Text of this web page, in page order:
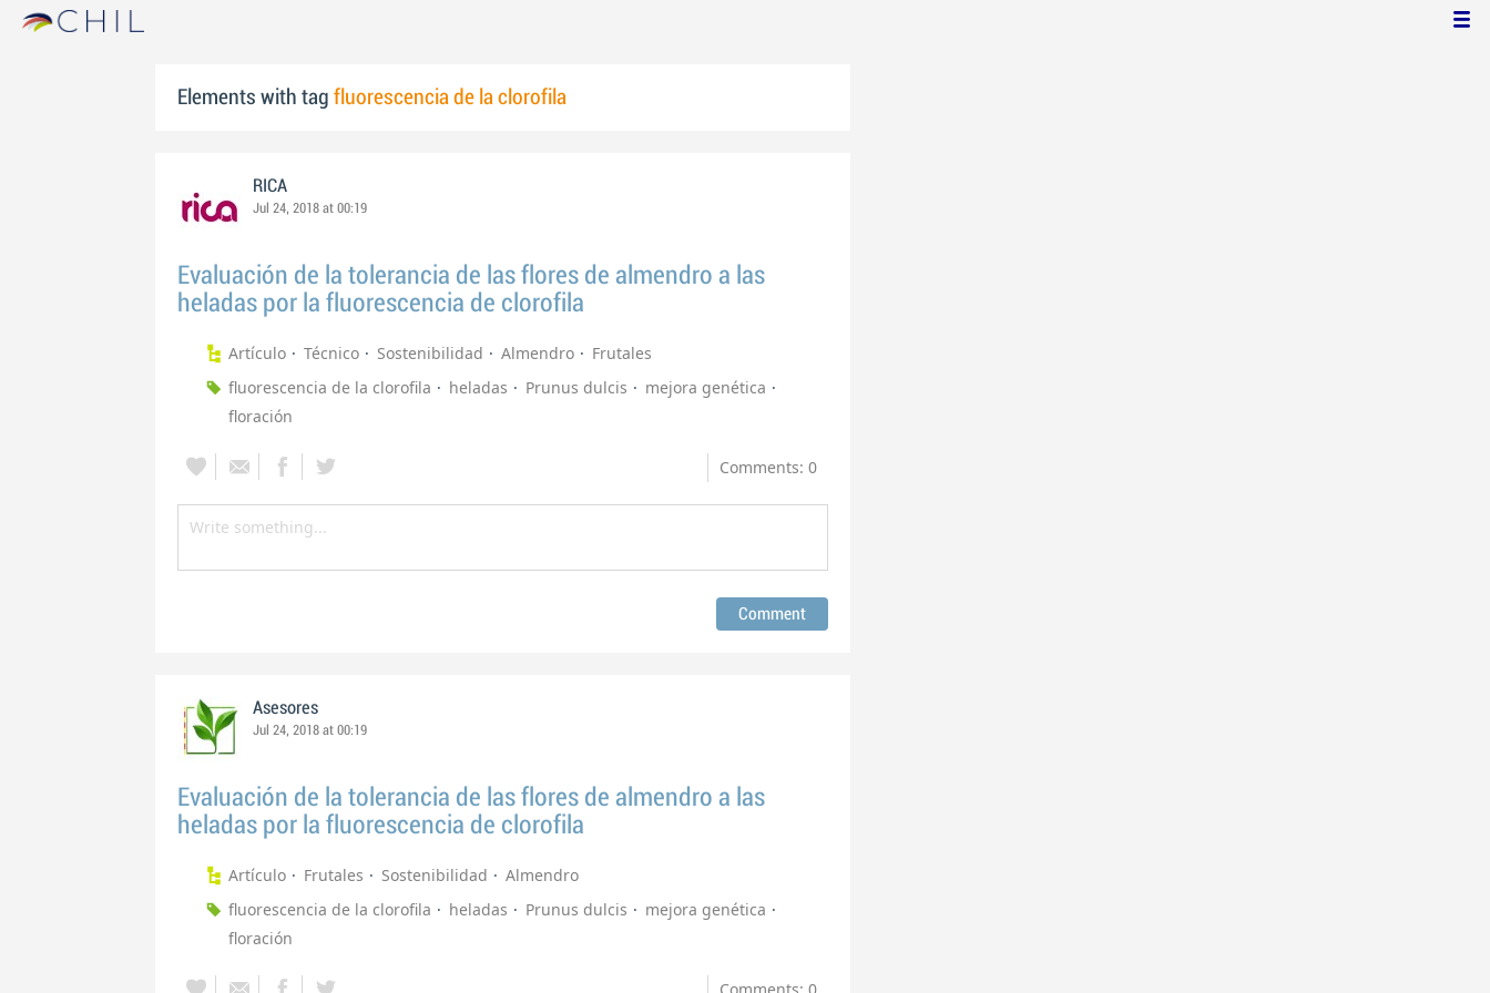
Elements with tag fluorescencia de la clorofila
RICA
Jul 24, 2018 at 00:19
Evaluación de la tolerancia de las flores de almendro a las
heladas por la fluorescencia de clorofila
Artículo Técnico Sostenibilidad Almendro
Frutales
fluorescencia de la clorofila
heladas Prunus dulcis
mejora genética
floración
Comments: 0
Asesores
Jul 24, 2018 at 00:19
Evaluación de la tolerancia de las flores de almendro a las
heladas por la fluorescencia de clorofila
Artículo Frutales Sostenibilidad
Almendro
fluorescencia de la clorofila
heladas Prunus dulcis
mejora genética
floración